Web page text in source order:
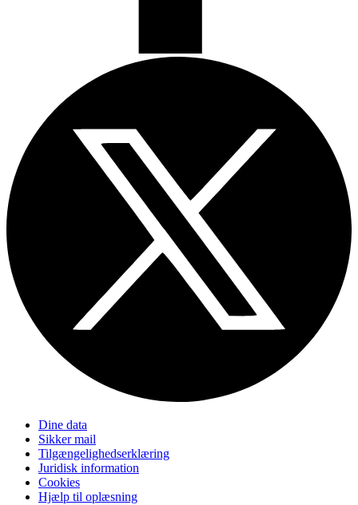
Dine data
Sikker mail
Tilgængelighedserklæring
Juridisk information
Cookies
Hjælp til oplæsning